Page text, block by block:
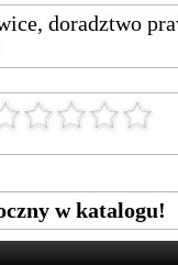
, doradztwo
w katalogu!